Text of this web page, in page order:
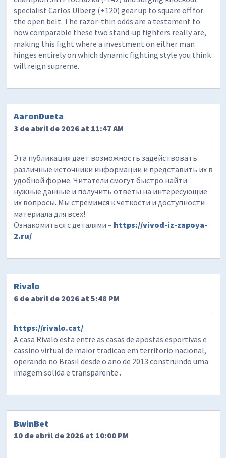
specialist Carlos Ulberg (+120) gear up to square off for
the open belt. The razor-thin odds are a testament to
how comparable these two stand-up fighters really are,
making this fight where a investment on either man
hinges entirely on which dynamic fighting style you think
will reign supreme.
AaronDueta
3 de abril de 2026 at 11:47 AM
Эта публикация дает возможность задействовать
различные источники информации и представить их в
удобной форме. Читатели смогут быстро найти
нужные данные и получить ответы на интересующие
их вопросы. Мы стремимся к четкости и доступности
материала для всех!
Ознакомиться с деталями – https://vivod-iz-zapoya-
2.ru/
Rivalo
6 de abril de 2026 at 5:48 PM
https://rivalo.cat/
A casa Rivalo esta entre as casas de apostas esportivas e
cassino virtual de maior tradicao em territorio nacional,
operando no Brasil desde o ano de 2013 construindo uma
imagem solida e transparente .
BwinBet
10 de abril de 2026 at 10:00 PM